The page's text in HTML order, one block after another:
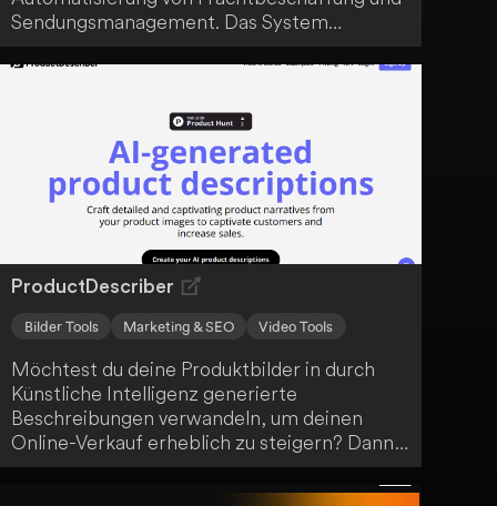
Sendungsmanagement. Das System
optimiert Spediteur-Compliance,
Zahlungssysteme, Routenplanung und
eine integrierte Lösung für lokale und
grenzüberschreitende Logistik aus einer
ProductDescriber
Bilder Tools Marketing & SEO Video Tools
Möchtest du deine Produktbilder in durch
Künstliche Intelligenz generierte
Beschreibungen verwandeln, um deinen
Online-Verkauf erheblich zu steigern? Dann
ist ProductDescriber genau die innovative
Lösung, um deine Produkte effektiv zu